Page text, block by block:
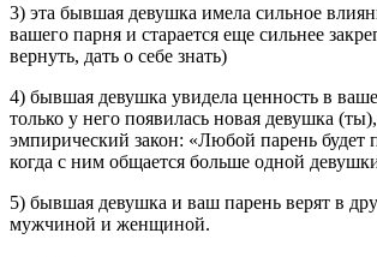
3) эта бывшая девушка имела сильное
вашего парня и старается еще сильнее
вернуть, дать о себе знать)
4) бывшая девушка увидела ценность в
только у него появилась новая девушка
эмпирический закон: «Любой парень будет
когда с ним общается больше одной
5) бывшая девушка и ваш парень верят в
мужчиной и женщиной.